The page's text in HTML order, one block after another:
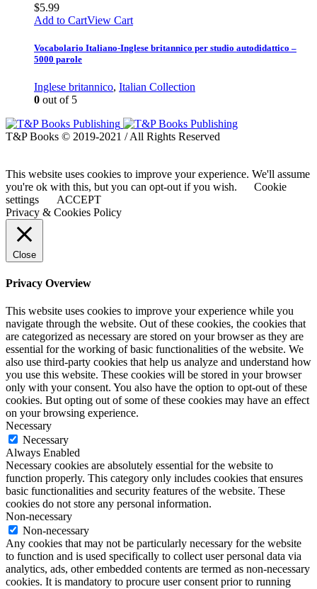
$5.99
Add to CartView Cart
Vocabolario Italiano-Inglese britannico per studio autodidattico –
5000 parole
Inglese britannico, Italian Collection
0 out of 5
T&P Books © 2019-2021 / All Rights Reserved
This website uses cookies to improve your experience. We'll assume
you're ok with this, but you can opt-out if you wish.
Cookie
settings
ACCEPT
Privacy & Cookies Policy
Close
Privacy Overview
This website uses cookies to improve your experience while you
navigate through the website. Out of these cookies, the cookies that
are categorized as necessary are stored on your browser as they are
essential for the working of basic functionalities of the website. We
also use third-party cookies that help us analyze and understand how
you use this website. These cookies will be stored in your browser
only with your consent. You also have the option to opt-out of these
cookies. But opting out of some of these cookies may have an effect
on your browsing experience.
Necessary
Necessary
Always Enabled
Necessary cookies are absolutely essential for the website to
function properly. This category only includes cookies that ensures
basic functionalities and security features of the website. These
cookies do not store any personal information.
Non-necessary
Non-necessary
Any cookies that may not be particularly necessary for the website
to function and is used specifically to collect user personal data via
analytics, ads, other embedded contents are termed as non-necessary
cookies. It is mandatory to procure user consent prior to running